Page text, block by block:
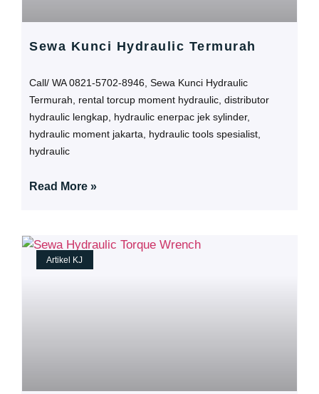
Sewa Kunci Hydraulic Termurah
Call/ WA 0821-5702-8946, Sewa Kunci Hydraulic
Termurah, rental torcup moment hydraulic, distributor
hydraulic lengkap, hydraulic enerpac jek sylinder,
hydraulic moment jakarta, hydraulic tools spesialist,
hydraulic
Read More »
Artikel KJ